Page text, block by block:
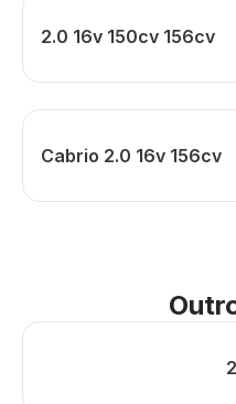
2.0 16v 150cv 156cv
Cabrio 2.0 16v 156cv